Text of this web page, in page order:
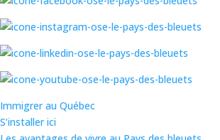
Immigrer au Québec
S’installer ici